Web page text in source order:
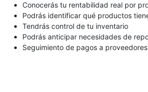
Conocerás tu rentabilidad real por
Podrás identificar qué productos
Tendrás control de tu inventario
Podrás anticipar necesidades de
Seguimiento de pagos a proveedores